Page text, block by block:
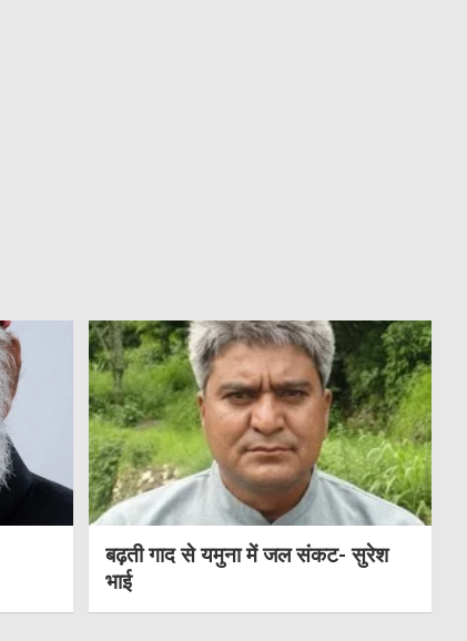
बढ़ती गाद से यमुना में जल संकट- सुरेश
भाई